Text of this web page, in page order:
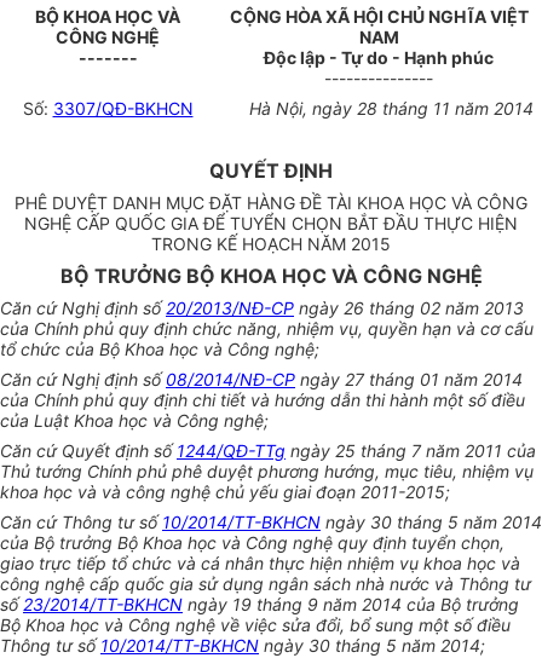
BỘ KHOA HỌC VÀ
CÔNG NGHỆ
-------
CỘNG HÒA XÃ HỘI CHỦ NGHĨA VIỆT
NAM
Độc lập - Tự do - Hạnh phúc
---------------
Số: 3307/QĐ-BKHCN Hà Nội, ngày 28 tháng 11 năm 2014
QUYẾT ĐỊNH
PHÊ DUYỆT DANH MỤC ĐẶT HÀNG ĐỀ TÀI KHOA HỌC VÀ CÔNG
NGHỆ CẤP QUỐC GIA ĐỂ TUYỂN CHỌN BẮT ĐẦU THỰC HIỆN
TRONG KẾ HOẠCH NĂM 2015
BỘ TRƯỞNG BỘ KHOA HỌC VÀ CÔNG NGHỆ
Căn cứ Nghị định số20/2013/NĐ-CP ngày 26 tháng 02 năm 2013
của Chính phủ quy định chức năng, nhiệm vụ, quyền hạn và cơ cấu
tổ chức của Bộ Khoa học và Công nghệ;
Căn cứ Nghị định số08/2014/NĐ-CP ngày 27 tháng 01 năm 2014
của Chính phủ quy định chi tiết và hướng dẫn thi hành một số điều
của Luật Khoa học và Công nghệ;
Căn cứ Quyết định số1244/QĐ-TTg ngày 25 tháng 7 năm 2011 của
Thủ tướng Chính phủ phê duyệt phương hướng, mục tiêu, nhiệm vụ
khoa học và và công nghệ chủ yếu giai đoạn 2011-2015;
Căn cứ Thông tư số10/2014/TT-BKHCN ngày 30 tháng 5 năm 2014
của Bộ trưởng Bộ Khoa học và Công nghệ quy định tuyển chọn,
giao trực tiếp tổ chức và cá nhân thực hiện nhiệm vụ khoa học và
công nghệ cấp quốc gia sử dụng ngân sách nhà nước và Thông tư
số23/2014/TT-BKHCN ngày 19 tháng 9 năm 2014 của Bộ trưởng
Bộ Khoa học và Công nghệ về việc sửa đổi, bổ sung một số điều
Thông tư số10/2014/TT-BKHCN ngày 30 tháng 5 năm 2014;